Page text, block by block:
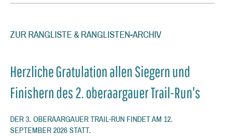
ZUR RANGLISTE & RANGLISTEN-ARCHIV
Herzliche Gratulation allen Siegern und
Finishern des 2. oberaargauer Trail-Run's
DER 3. OBERAARGAUER TRAIL-RUN FINDET AM 12.
SEPTEMBER 2026 STATT.